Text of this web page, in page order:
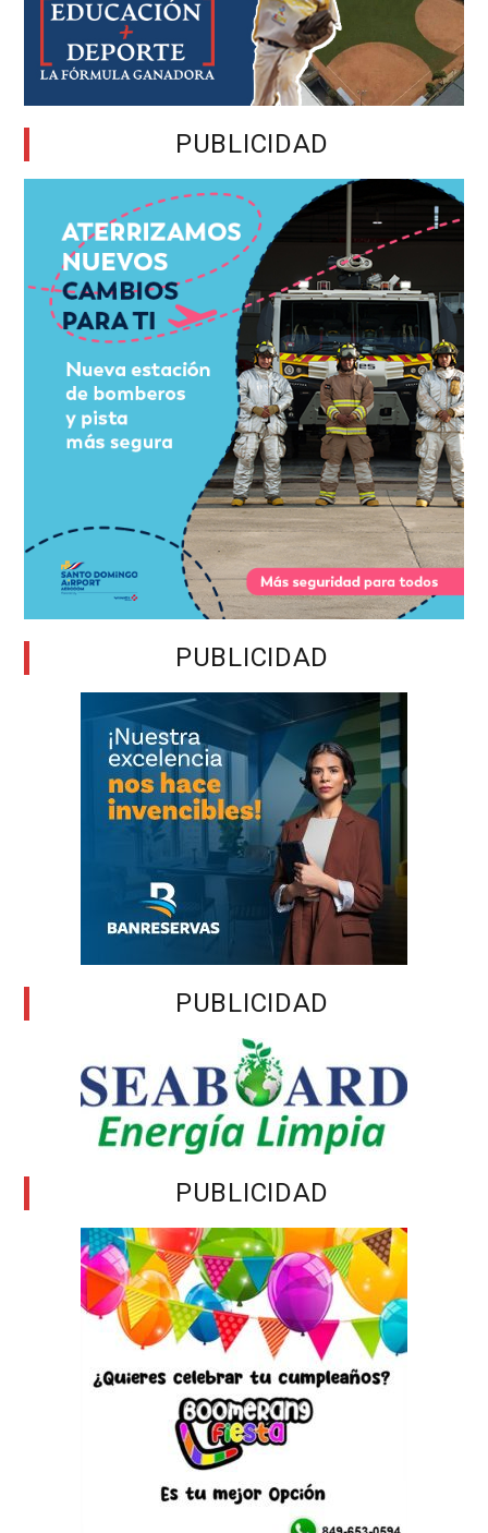
PUBLICIDAD
PUBLICIDAD
PUBLICIDAD
PUBLICIDAD